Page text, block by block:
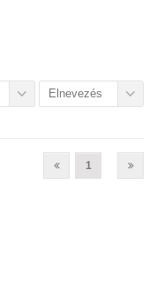
Elnevezés
1